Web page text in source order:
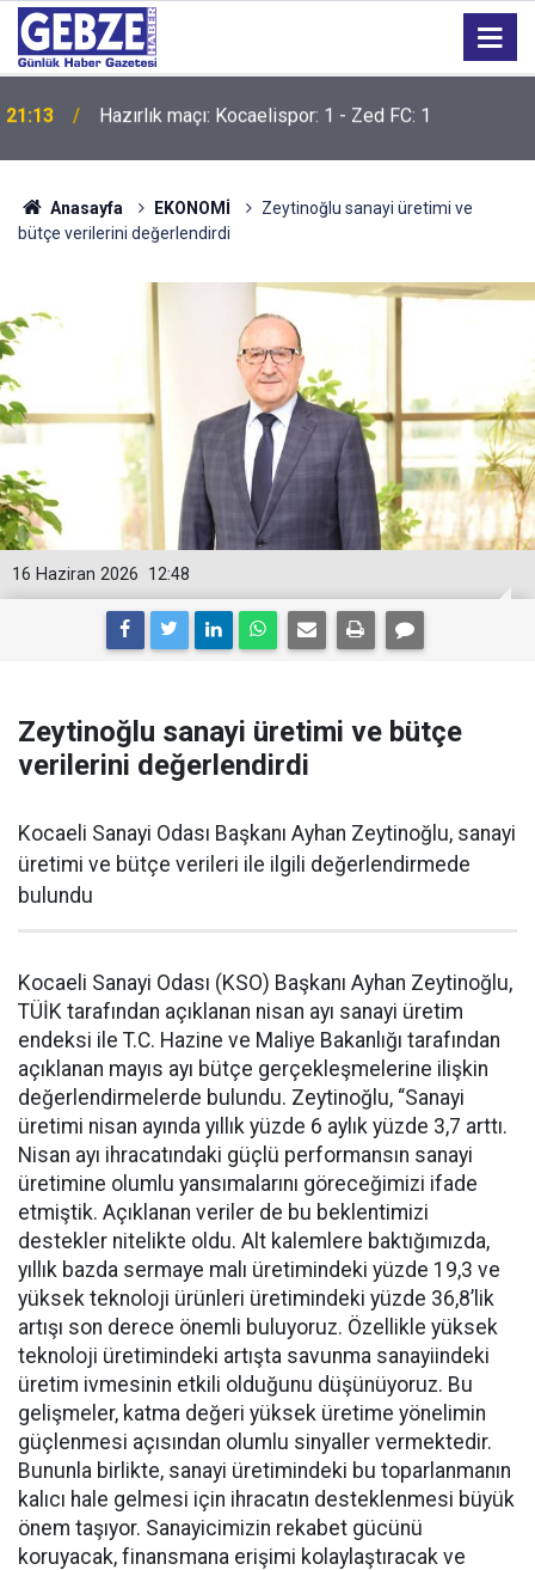
21:12 İzmit Körfezi'ni yüzerek geçtiler
Anasayfa EKONOMİ
Zeytinoğlu sanayi üretimi ve
bütçe verilerini değerlendirdi
12:48
16 Haziran 2026
Zeytinoğlu sanayi üretimi ve bütçe
verilerini değerlendirdi
Kocaeli Sanayi Odası Başkanı Ayhan Zeytinoğlu, sanayi
üretimi ve bütçe verileri ile ilgili değerlendirmede
bulundu
Kocaeli Sanayi Odası (KSO) Başkanı Ayhan Zeytinoğlu,
TÜİK tarafından açıklanan nisan ayı sanayi üretim
endeksi ile T.C. Hazine ve Maliye Bakanlığı tarafından
açıklanan mayıs ayı bütçe gerçekleşmelerine ilişkin
değerlendirmelerde bulundu. Zeytinoğlu, “Sanayi
üretimi nisan ayında yıllık yüzde 6 aylık yüzde 3,7 arttı.
Nisan ayı ihracatındaki güçlü performansın sanayi
üretimine olumlu yansımalarını göreceğimizi ifade
etmiştik. Açıklanan veriler de bu beklentimizi
destekler nitelikte oldu. Alt kalemlere baktığımızda,
yıllık bazda sermaye malı üretimindeki yüzde 19,3 ve
yüksek teknoloji ürünleri üretimindeki yüzde 36,8’lik
artışı son derece önemli buluyoruz. Özellikle yüksek
teknoloji üretimindeki artışta savunma sanayiindeki
üretim ivmesinin etkili olduğunu düşünüyoruz. Bu
gelişmeler, katma değeri yüksek üretime yönelimin
güçlenmesi açısından olumlu sinyaller vermektedir.
Bununla birlikte, sanayi üretimindeki bu toparlanmanın
kalıcı hale gelmesi için ihracatın desteklenmesi büyük
önem taşıyor. Sanayicimizin rekabet gücünü
koruyacak, finansmana erişimi kolaylaştıracak ve